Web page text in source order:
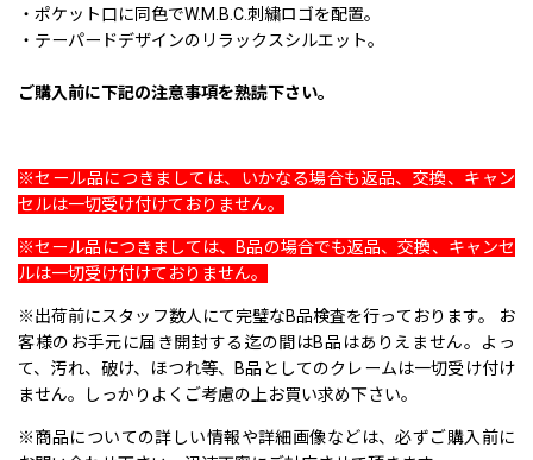
・ポケット口に同色でW.M.B.C.刺繍ロゴを配置。
・テーパードデザインのリラックスシルエット。
ご購入前に下記の注意事項を熟読下さい。
※セール品につきましては、いかなる場合も返品、交換、キャン
セルは一切受け付けておりません。
※セール品につきましては、B品の場合でも返品、交換、キャンセ
ルは一切受け付けておりません。
※出荷前にスタッフ数人にて完璧なB品検査を行っております。 お
客様のお手元に届き開封する迄の間はB品はありえません。よっ
て、汚れ、破け、ほつれ等、B品としてのクレームは一切受け付け
ません。しっかりよくご考慮の上お買い求め下さい。
※商品についての詳しい情報や詳細画像などは、必ずご購入前に